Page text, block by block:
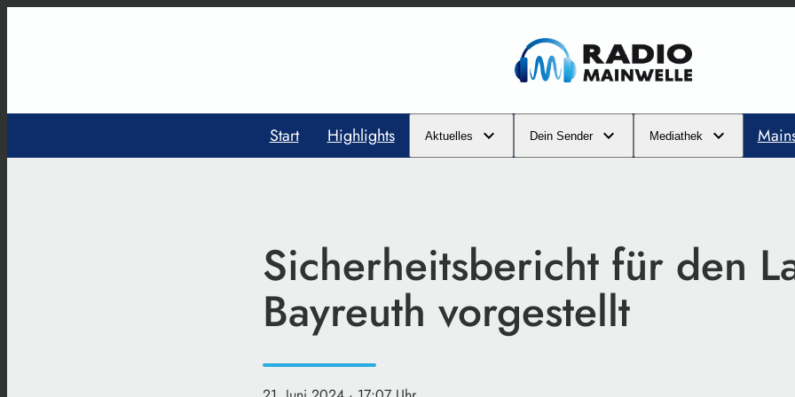
Start Highlights Aktuelles Dein Sender Mediathek
Sicherheitsbericht für den
Bayreuth vorgestellt